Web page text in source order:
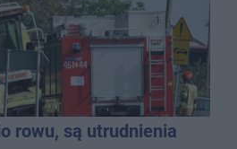
rowu, są utrudnienia